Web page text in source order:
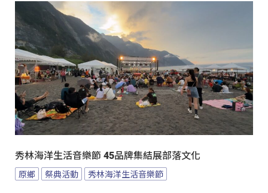
秀林海洋生活音樂節 45品牌集結展部落文化
原鄉 祭典活動 秀林海洋生活音樂節